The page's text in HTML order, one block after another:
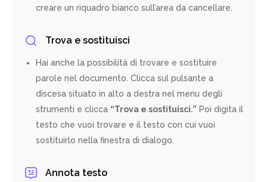
creare un riquadro bianco sull’area da cancellare.
Trova e sostituisci
Hai anche la possibilità di trovare e sostituire
parole nel documento. Clicca sul pulsante a
discesa situato in alto a destra nel menu degli
strumenti e clicca “Trova e sostituisci.” Poi digita il
testo che vuoi trovare e il testo con cui vuoi
sostituirlo nella finestra di dialogo.
Annota testo